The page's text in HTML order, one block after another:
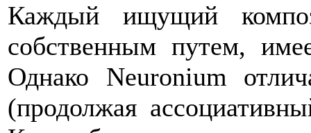
Каждый ищущий
собственным путем,
Однако Neuronium
(продолжая